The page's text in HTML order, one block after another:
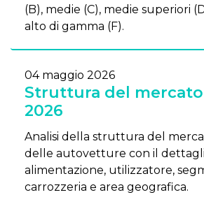
(B), medie (C), medie superiori
alto di gamma (F).
04 maggio 2026
Struttura del mercato
2026
Analisi della struttura del
delle autovetture con il
alimentazione, utilizzatore,
carrozzeria e area geografica.